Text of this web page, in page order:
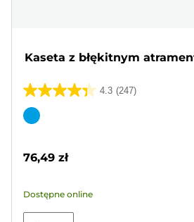
Kaseta z błękitnym
4.3 (247)
4.3
na
247
Wkład
76,49 zł
Dostępne online